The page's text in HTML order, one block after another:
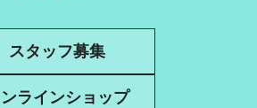
スタッフ募集
ラインショップ